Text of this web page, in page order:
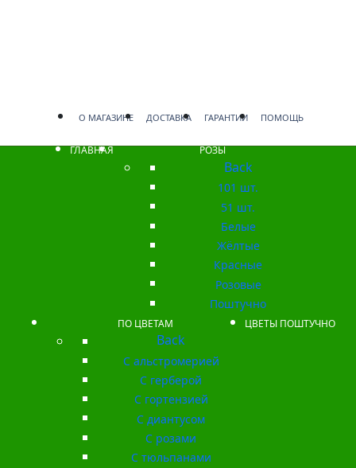
О МАГАЗИНЕ ДОСТАВКА ГАРАНТИИ ПОМОЩЬ
ГЛАВНАЯ РОЗЫ
Back
101 шт.
51 шт.
Белые
Жёлтые
Красные
Розовые
Поштучно
ПО ЦВЕТАМ
Back
С альстромерией
С герберой
С гортензией
С диантусом
С розами
С тюльпанами
ЦВЕТЫ ПОШТУЧНО